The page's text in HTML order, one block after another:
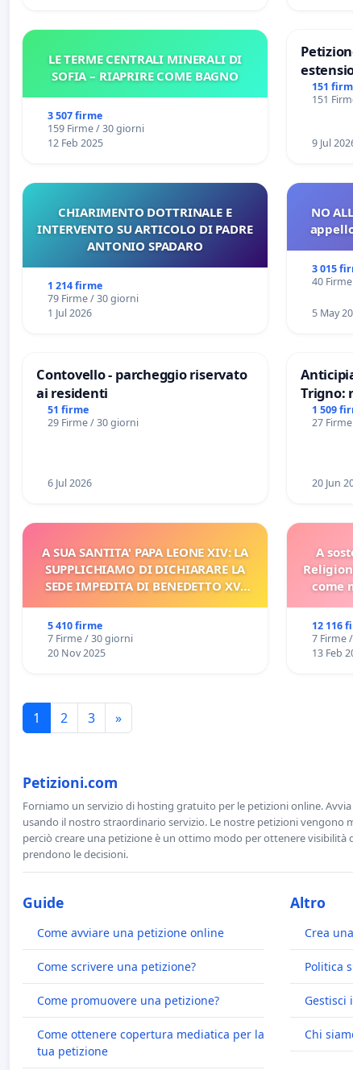
LE TERME CENTRALI MINERALI DI
SOFIA – RIAPRIRE COME BAGNO
3 507 firme
159 Firme / 30 giorni
12 Feb 2025
151
151
9 Jul
CHIARIMENTO DOTTRINALE E
INTERVENTO SU ARTICOLO DI PADRE
ANTONIO SPADARO
1 214 firme
79 Firme / 30 giorni
1 Jul 2026
NO
3 015
40
5 May
Contovello - parcheggio riservato
ai residenti
51 firme
29 Firme / 30 giorni
6 Jul 2026
Trigno:
rallenti
1 509
27
20 Jun
A SUA SANTITA' PAPA LEONE XIV: LA
SUPPLICHIAMO DI DICHIARARE LA
SEDE IMPEDITA DI BENEDETTO XVI
5 410 firme
7 Firme / 30 giorni
20 Nov 2025
A
come
12 116
7 Firme
13 Feb
1 2 3 »
Petizioni.com
Forniamo un servizio di hosting gratuito per le petizioni online.
usando il nostro straordinario servizio. Le nostre petizioni vengono
perciò creare una petizione è un ottimo modo per ottenere visibilità
prendono le decisioni.
Guide
Come avviare una petizione online
Come scrivere una petizione?
Come promuovere una petizione?
Come ottenere copertura mediatica per la
tua petizione
Altro
Crea
Politica
Gestisci
Chi